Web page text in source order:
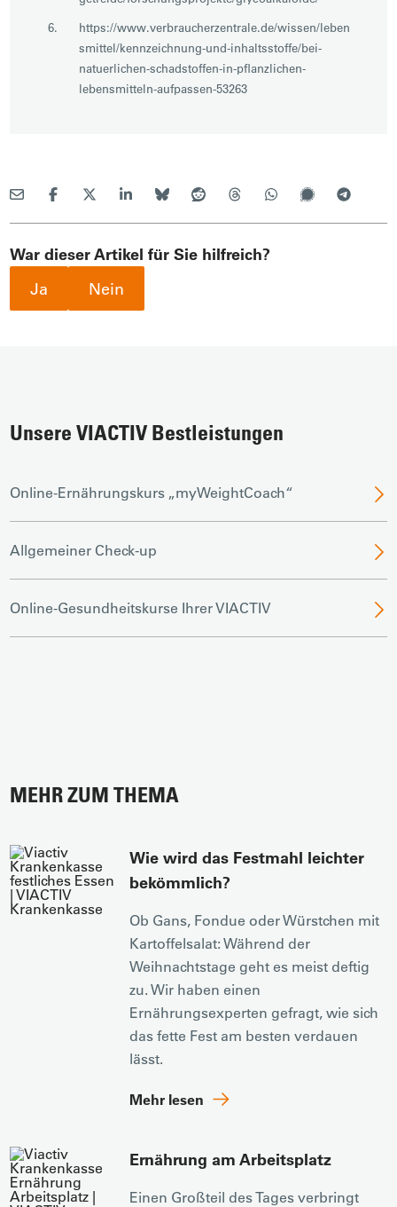
https://www.verbraucherzentrale.de/wissen/leben
smittel/kennzeichnung-und-inhaltsstoffe/bei-
natuerlichen-schadstoffen-in-pflanzlichen-
lebensmitteln-aufpassen-53263
War dieser Artikel für Sie hilfreich?
Ja
Nein
Unsere VIACTIV Bestleistungen
Online-Ernährungskurs „myWeightCoach“
Allgemeiner Check-up
Online-Gesundheitskurse Ihrer VIACTIV
MEHR ZUM THEMA
Wie wird das Festmahl leichter
bekömmlich?
Ob Gans, Fondue oder Würstchen mit
Kartoffelsalat: Während der
Weihnachtstage geht es meist deftig
zu. Wir haben einen
Ernährungsexperten gefragt, wie sich
das fette Fest am besten verdauen
lässt.
Mehr lesen
Ernährung am Arbeitsplatz
Einen Großteil des Tages verbringt